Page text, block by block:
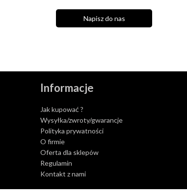
Napisz do nas
Informacje
Jak kupować ?
Wysyłka/zwroty/gwarancje
Polityka prywatności
O firmie
Oferta dla sklepów
Regulamin
Kontakt z nami